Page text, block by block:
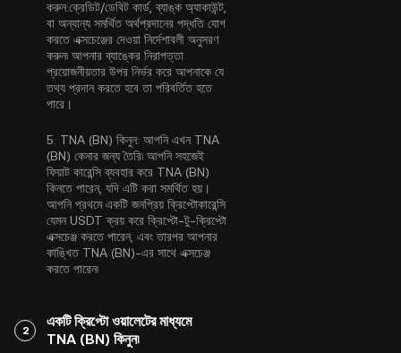
করুন:ক্রেডিট/ডেবিট কার্ড, ব্যাঙ্ক অ্যাকাউন্ট,
বা অন্যান্য সমর্থিত অর্থপ্রদানের পদ্ধতি যোগ
করতে এক্সচেঞ্জের দেওয়া নির্দেশাবলী অনুসরণ
করুন৷ আপনার ব্যাঙ্কের নিরাপত্তা
প্রয়োজনীয়তার উপর নির্ভর করে আপনাকে যে
তথ্য প্রদান করতে হবে তা পরিবর্তিত হতে
পারে।
5. TNA (BN) কিনুন: আপনি এখন TNA
(BN) কেনার জন্য তৈরি৷ আপনি সহজেই
ফিয়াট কারেন্সি ব্যবহার করে TNA (BN)
কিনতে পারেন, যদি এটি করা সমর্থিত হয়।
আপনি প্রথমে একটি জনপ্রিয় ক্রিপ্টোকারেন্সি
যেমনUSDT ক্রয় করে ক্রিপ্টো-টু-ক্রিপ্টো
এক্সচেঞ্জ করতে পারেন, এবং তারপর আপনার
কাঙ্খিত TNA (BN)-এর সাথে এক্সচেঞ্জ
করতে পারেন৷
2
একটি ক্রিপ্টো ওয়ালেটের মাধ্যমে
TNA (BN) কিনুন৷